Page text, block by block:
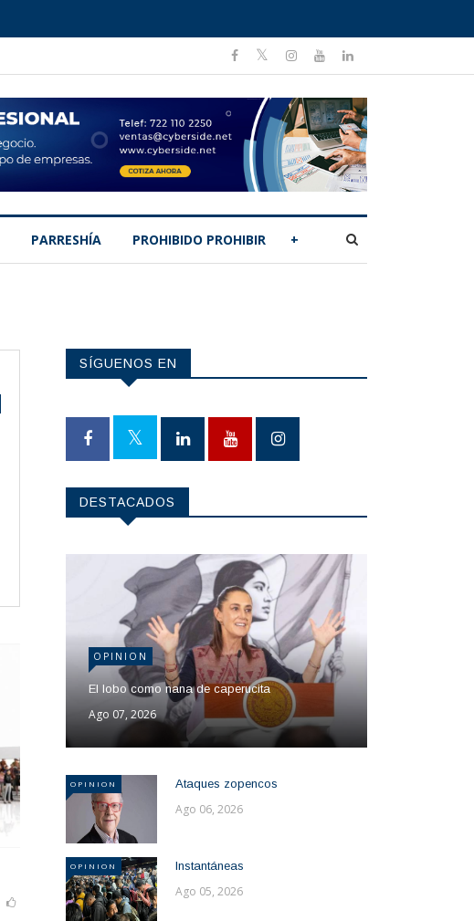
PARRESHÍA PROHIBIDO PROHIBIR +
SÍGUENOS EN
DESTACADOS
OPINION
El lobo como nana de caperucita
Ago 07, 2026
OPINION Ataques zopencos
Ago 06, 2026
OPINION Instantáneas
Ago 05, 2026